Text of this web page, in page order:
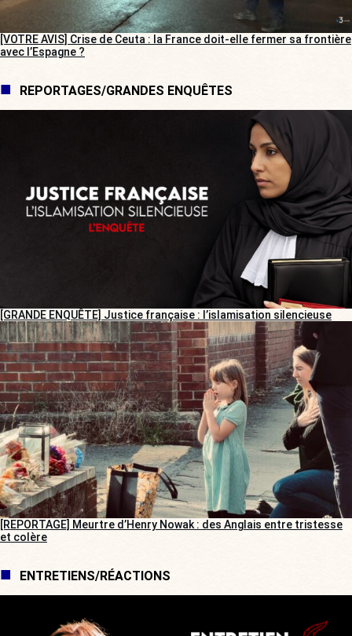
[VOTRE AVIS] Crise de Ceuta : la France doit-elle fermer sa frontière
avec l’Espagne ?
REPORTAGES/GRANDES ENQUÊTES
[GRANDE ENQUÊTE] Justice française : l’islamisation silencieuse
[REPORTAGE] Meurtre d’Henry Nowak : des Anglais entre tristesse
et colère
ENTRETIENS/RÉACTIONS